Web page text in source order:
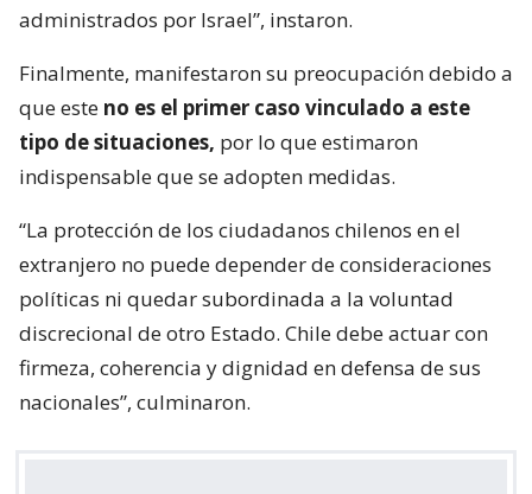
administrados por Israel”, instaron.
Finalmente, manifestaron su preocupación debido a
que este no es el primer caso vinculado a este
tipo de situaciones, por lo que estimaron
indispensable que se adopten medidas.
“La protección de los ciudadanos chilenos en el
extranjero no puede depender de consideraciones
políticas ni quedar subordinada a la voluntad
discrecional de otro Estado. Chile debe actuar con
firmeza, coherencia y dignidad en defensa de sus
nacionales”, culminaron.